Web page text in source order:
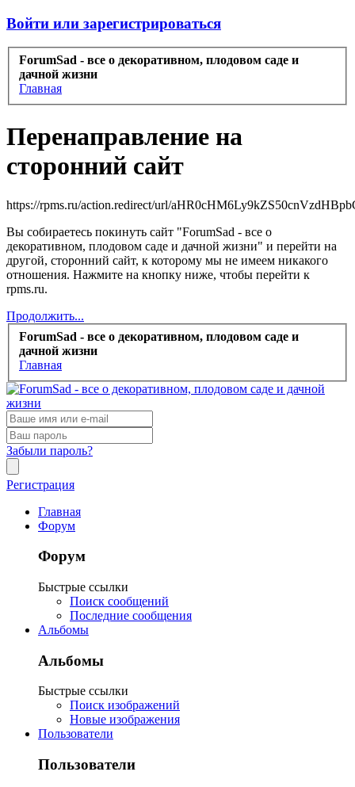
Войти или зарегистрироваться
ForumSad - все о декоративном, плодовом саде и
дачной жизни
Главная
Перенаправление на
сторонний сайт
https://rpms.ru/action.redirect/url/
Вы собираетесь покинуть сайт "ForumSad - все о
декоративном, плодовом саде и дачной жизни" и перейти на
другой, сторонний сайт, к которому мы не имеем никакого
отношения. Нажмите на кнопку ниже, чтобы перейти к
rpms.ru.
Продолжить...
ForumSad - все о декоративном, плодовом саде и
дачной жизни
Главная
Забыли пароль?
Регистрация
Главная
Форум
Форум
Быстрые ссылки
Поиск сообщений
Последние сообщения
Альбомы
Альбомы
Быстрые ссылки
Поиск изображений
Новые изображения
Пользователи
Пользователи